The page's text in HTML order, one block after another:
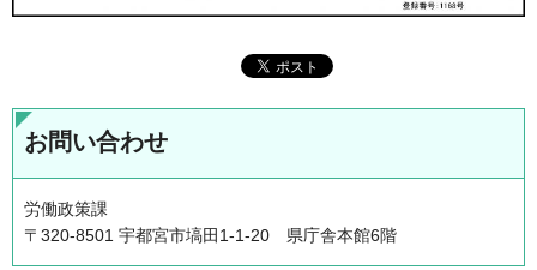
お問い合わせ
労働政策課
〒320-8501 宇都宮市塙田1-1-20 県庁舎本館6階